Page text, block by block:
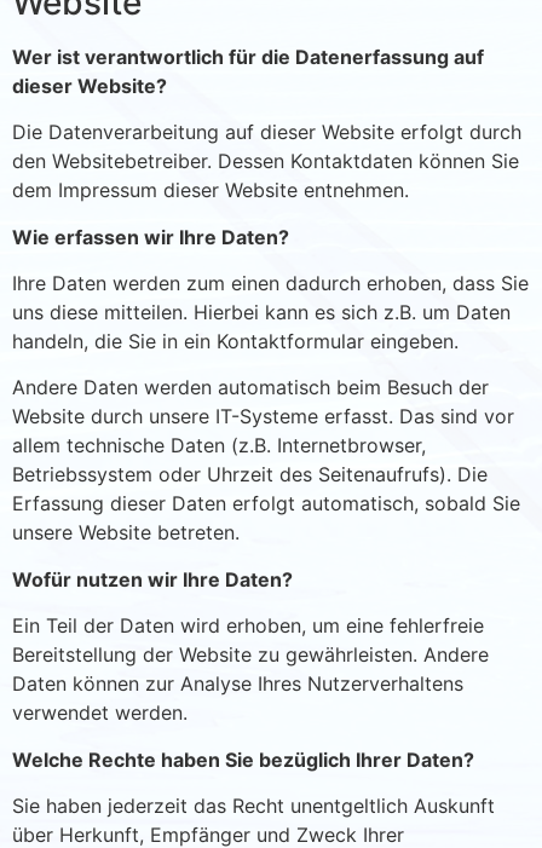
Wer ist verantwortlich für die Datenerfassung auf
dieser Website?
Die Datenverarbeitung auf dieser Website erfolgt durch
den Websitebetreiber. Dessen Kontaktdaten können Sie
dem Impressum dieser Website entnehmen.
Wie erfassen wir Ihre Daten?
Ihre Daten werden zum einen dadurch erhoben, dass Sie
uns diese mitteilen. Hierbei kann es sich z.B. um Daten
handeln, die Sie in ein Kontaktformular eingeben.
Andere Daten werden automatisch beim Besuch der
Website durch unsere IT-Systeme erfasst. Das sind vor
allem technische Daten (z.B. Internetbrowser,
Betriebssystem oder Uhrzeit des Seitenaufrufs). Die
Erfassung dieser Daten erfolgt automatisch, sobald Sie
unsere Website betreten.
Wofür nutzen wir Ihre Daten?
Ein Teil der Daten wird erhoben, um eine fehlerfreie
Bereitstellung der Website zu gewährleisten. Andere
Daten können zur Analyse Ihres Nutzerverhaltens
verwendet werden.
Welche Rechte haben Sie bezüglich Ihrer Daten?
Sie haben jederzeit das Recht unentgeltlich Auskunft
über Herkunft, Empfänger und Zweck Ihrer